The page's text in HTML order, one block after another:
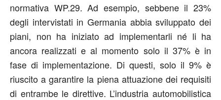
normativa WP.29. Ad esempio, sebbene il 23%
degli intervistati in Germania abbia sviluppato dei
piani, non ha iniziato ad implementarli né li ha
ancora realizzati e al momento solo il 37% è in
fase di implementazione. Di questi, solo il 9% è
riuscito a garantire la piena attuazione dei requisiti
di entrambe le direttive. L’industria automobilistica